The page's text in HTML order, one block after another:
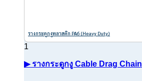
รางกระดูกงูพลาสติก PA6 (Heavy Duty)
▶ รางกระดูกงู Cable Drag Chain